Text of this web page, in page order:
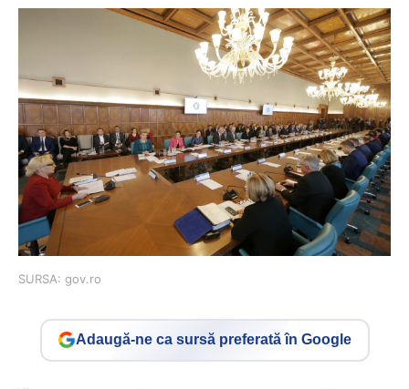
SURSA: gov.ro
Adaugă-ne ca sursă preferată în Google